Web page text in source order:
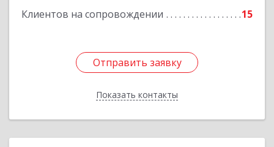
Клиентов на сопровождении 15
Отправить заявку
Показать контакты
Отправить заявку
Назад